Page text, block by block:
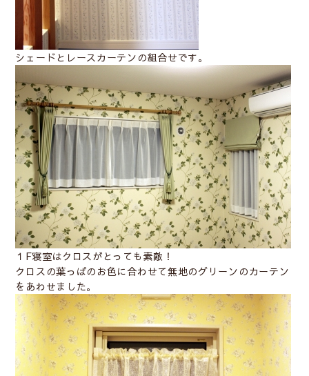
シェードとレースカーテンの組合せです。
１F寝室はクロスがとっても素敵！
クロスの葉っぱのお色に合わせて無地のグリーンのカーテン
をあわせました。